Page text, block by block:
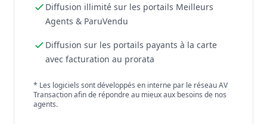
Diffusion illimité sur les portails Meilleurs
Agents & ParuVendu
Diffusion sur les portails payants à la carte
avec facturation au prorata
* Les logiciels sont développés en interne par le réseau AV
Transaction afin de répondre au mieux aux besoins de nos
agents.